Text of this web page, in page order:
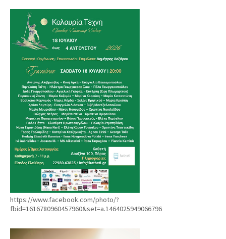
https://www.facebook.com/photo/?
fbid=1616780960457960&set=a.1464025949066796